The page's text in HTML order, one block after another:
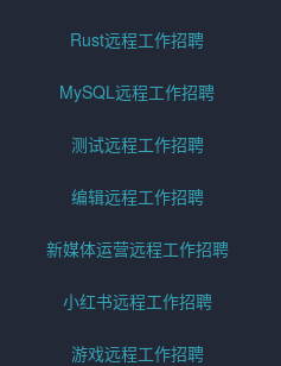
Rust远程工作招聘
MySQL远程工作招聘
测试远程工作招聘
编辑远程工作招聘
新媒体运营远程工作招聘
小红书远程工作招聘
游戏远程工作招聘